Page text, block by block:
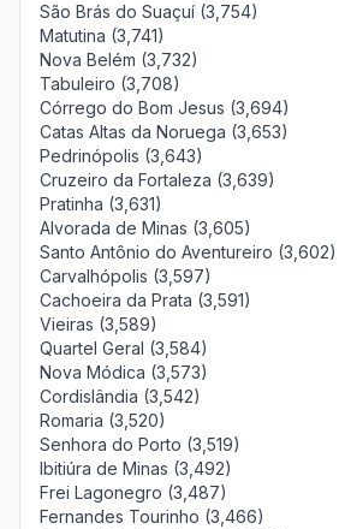
São Brás do Suaçuí (3,754)
Matutina (3,741)
Nova Belém (3,732)
Tabuleiro (3,708)
Córrego do Bom Jesus (3,694)
Catas Altas da Noruega (3,653)
Pedrinópolis (3,643)
Cruzeiro da Fortaleza (3,639)
Pratinha (3,631)
Alvorada de Minas (3,605)
Santo Antônio do Aventureiro (3,602)
Carvalhópolis (3,597)
Cachoeira da Prata (3,591)
Vieiras (3,589)
Quartel Geral (3,584)
Nova Módica (3,573)
Cordislândia (3,542)
Romaria (3,520)
Senhora do Porto (3,519)
Ibitiúra de Minas (3,492)
Frei Lagonegro (3,487)
Fernandes Tourinho (3,466)